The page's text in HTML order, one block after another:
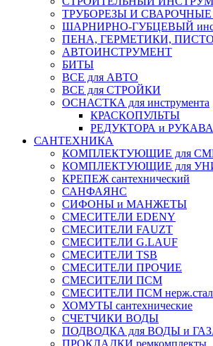
ТРУБОРЕЗЫ И
ШАРНИРНО-ГУБЦЕВЫЙ
ПЕНА, ГЕРМЕТИКИ,
АВТОИНСТРУМЕНТ
БИТЫ
ВСЕ для АВТО
ВСЕ для СТРОЙКИ
ОСНАСТКА для инструмента
КРАСКОПУЛЬТЫ
РЕДУКТОРА и РУКАВА
САНТЕХНИКА
КОМПЛЕКТУЮЩИЕ для
КОМПЛЕКТУЮЩИЕ для
КРЕПЕЖ сантехнический
САНФАЯНС
СИФОНЫ и МАНЖЕТЫ
СМЕСИТЕЛИ EDENY
СМЕСИТЕЛИ FAUZT
СМЕСИТЕЛИ G.LAUF
СМЕСИТЕЛИ TSB
СМЕСИТЕЛИ ПРОЧИЕ
СМЕСИТЕЛИ ПСМ
СМЕСИТЕЛИ ПСМ
ХОМУТЫ сантехнические
СЧЕТЧИКИ ВОДЫ
ПОДВОДКА для ВОДЫ и
ПРОКЛАДКИ ремкомплекты